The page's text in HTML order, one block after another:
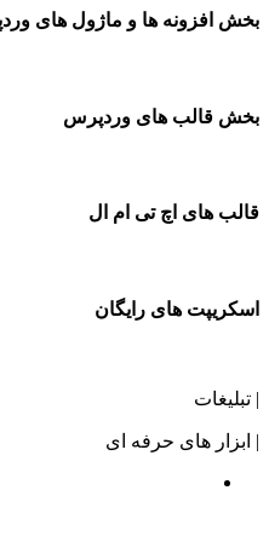
بخش افزونه ها و ماژول های
بخش قالب های وردپرس
قالب های اچ تی ام ال
اسکریپت های رایگان
| تبلیغات
| ابزار های حرفه ای